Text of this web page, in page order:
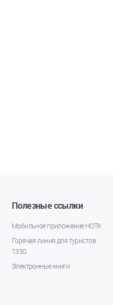
Полезные ссылки
Мобильное приложение НОТК
Горячая линия для туристов
1330
Электронные книги